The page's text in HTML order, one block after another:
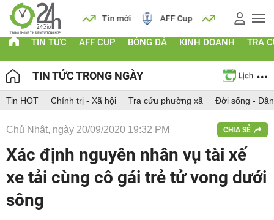
Lịch Tin mới AFF Cup Giá vàng
TIN TỨC AFF CUP BÓNG ĐÁ KINH DOANH TRA
TIN TỨC TRONG NGÀY
Tin HOT Chính trị - Xã hội Tra cứu phường xã Đời sống -
Chủ Nhật, ngày 20/09/2020 19:32 PM CHIA SẺ
Xác định nguyên nhân vụ tài xế
xe tải cùng cô gái trẻ tử vong dưới
sông